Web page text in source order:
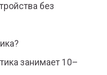
без
занимает 10–